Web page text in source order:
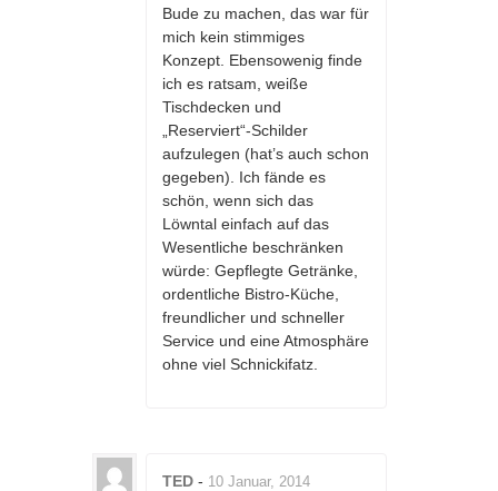
Bude zu machen, das war für
mich kein stimmiges
Konzept. Ebensowenig finde
ich es ratsam, weiße
Tischdecken und
„Reserviert“-Schilder
aufzulegen (hat’s auch schon
gegeben). Ich fände es
schön, wenn sich das
Löwntal einfach auf das
Wesentliche beschränken
würde: Gepflegte Getränke,
ordentliche Bistro-Küche,
freundlicher und schneller
Service und eine Atmosphäre
ohne viel Schnickifatz.
TED - 10 Januar, 2014